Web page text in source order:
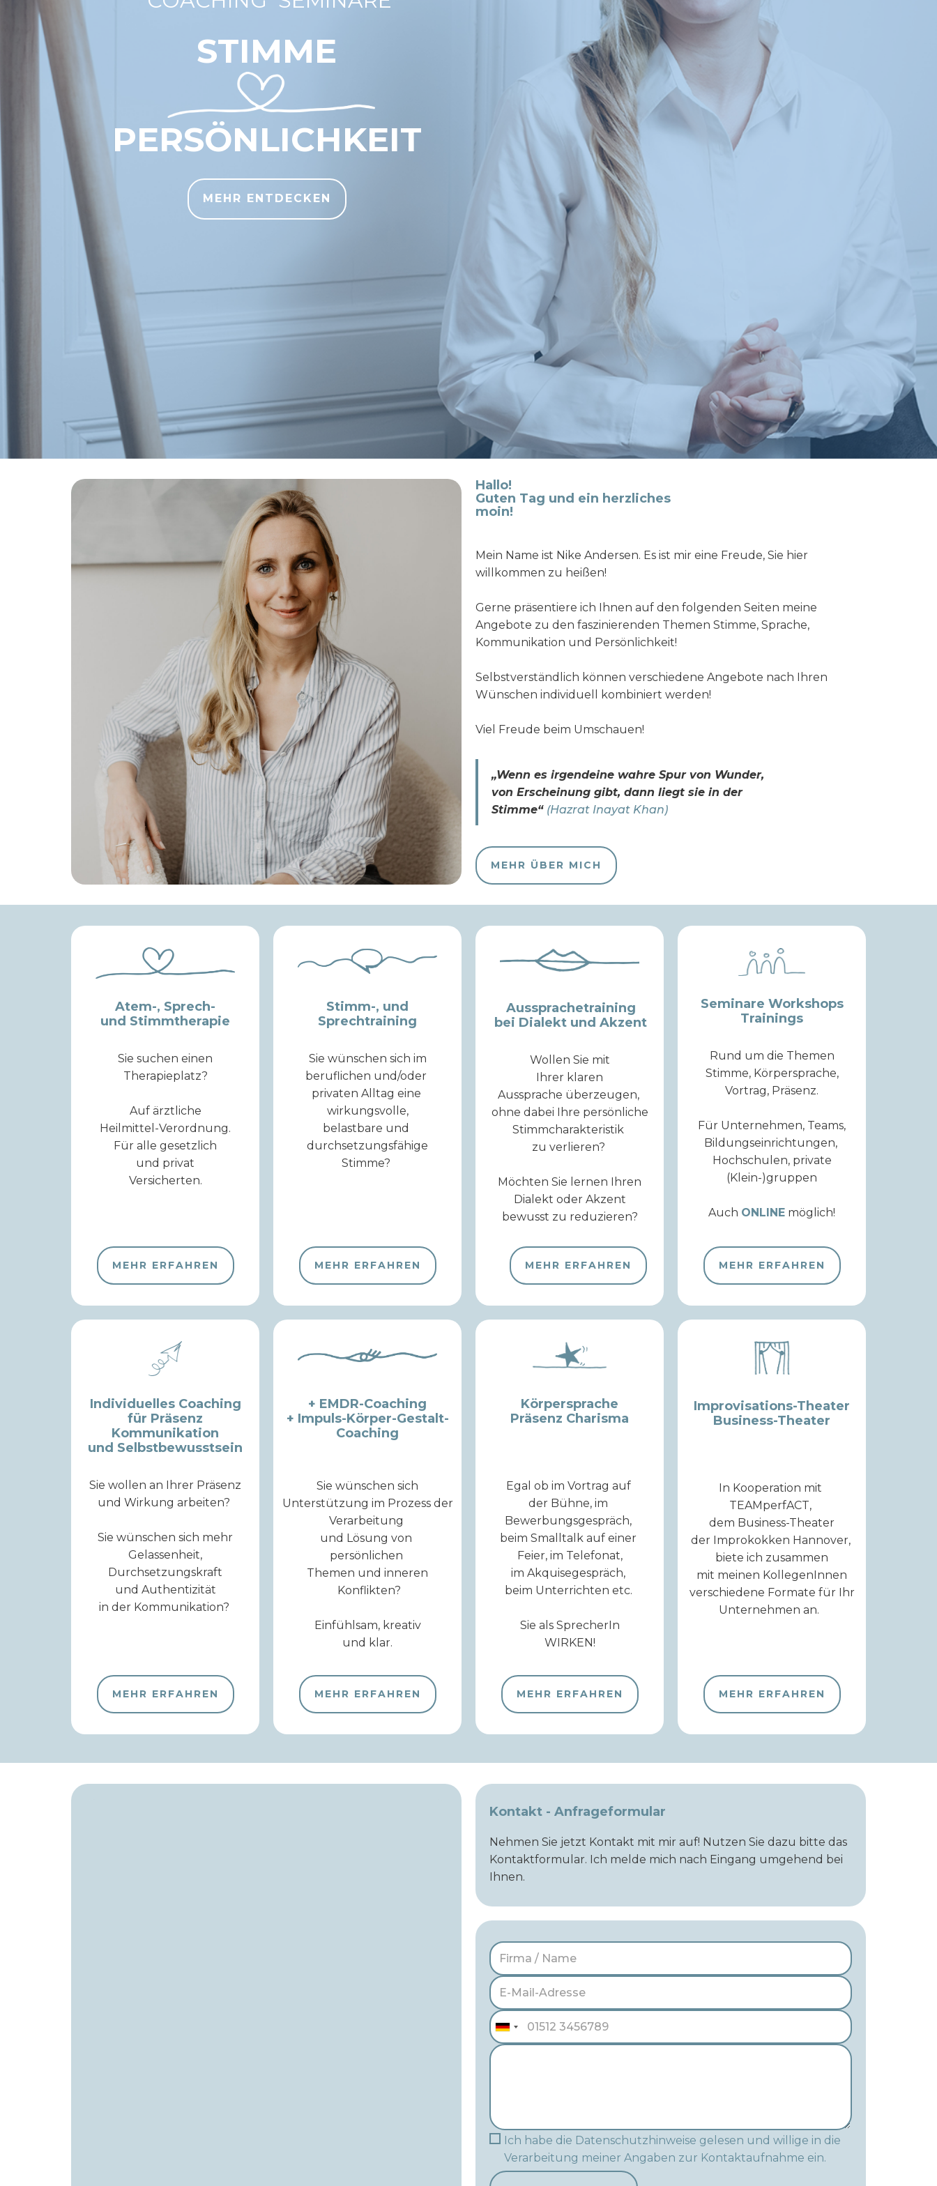
STIMME
PERSÖNLICHKEIT
MEHR ENTDECKEN
Hallo!
Guten Tag und ein herzliches
moin!
Mein Name ist Nike Andersen. Es ist mir eine Freude, Sie hier
willkommen zu heißen!
Gerne präsentiere ich Ihnen auf den folgenden Seiten meine
Angebote zu den faszinierenden Themen Stimme, Sprache,
Kommunikation und Persönlichkeit!
Selbstverständlich können verschiedene Angebote nach Ihren
Wünschen individuell kombiniert werden!
Viel Freude beim Umschauen!
„Wenn es irgendeine wahre Spur von Wunder,
von Erscheinung gibt, dann liegt sie in der
Stimme“ (Hazrat Inayat Khan)
MEHR ÜBER MICH
Atem-, Sprech-
und Stimmtherapie
Sie suchen einen
Therapieplatz?
Auf ärztliche
Heilmittel-Verordnung.
Für alle gesetzlich
und privat
Versicherten.
MEHR ERFAHREN
Stimm-, und
Sprechtraining
Sie wünschen sich im
beruflichen und/oder
privaten Alltag eine
wirkungsvolle,
belastbare und
durchsetzungsfähige
Stimme?
MEHR ERFAHREN
Aussprachetraining
bei Dialekt und Akzent
Wollen Sie mit
Ihrer klaren
Aussprache überzeugen,
ohne dabei Ihre persönliche
Stimmcharakteristik
zu verlieren?
Möchten Sie lernen Ihren
Dialekt oder Akzent
bewusst zu reduzieren?
MEHR ERFAHREN
Seminare Workshops
Trainings
Rund um die Themen
Stimme, Körpersprache,
Vortrag, Präsenz.
Für Unternehmen, Teams,
Bildungseinrichtungen,
Hochschulen, private
(Klein-)gruppen
Auch ONLINE möglich!
MEHR ERFAHREN
Individuelles Coaching
für Präsenz
Kommunikation
und Selbstbewusstsein
Sie wollen an Ihrer Präsenz
und Wirkung arbeiten?
Sie wünschen sich mehr
Gelassenheit,
Durchsetzungskraft
und Authentizität
in der Kommunikation?
MEHR ERFAHREN
+ EMDR-Coaching
+ Impuls-Körper-Gestalt-
Coaching
Sie wünschen sich
Unterstützung im Prozess der
Verarbeitung
und Lösung von
persönlichen
Themen und inneren
Konflikten?
Einfühlsam, kreativ
und klar.
MEHR ERFAHREN
Körpersprache
Präsenz Charisma
Egal ob im Vortrag auf
der Bühne, im
Bewerbungsgespräch,
beim Smalltalk auf einer
Feier, im Telefonat,
im Akquisegespräch,
beim Unterrichten etc.
Sie als SprecherIn
WIRKEN!
MEHR ERFAHREN
Improvisations-Theater
Business-Theater
In Kooperation mit
TEAMperfACT,
dem Business-Theater
der Improkokken Hannover,
biete ich zusammen
mit meinen KollegenInnen
verschiedene Formate für Ihr
Unternehmen an.
MEHR ERFAHREN
Kontakt - Anfrageformular
Nehmen Sie jetzt Kontakt mit mir auf! Nutzen Sie dazu bitte das
Kontaktformular. Ich melde mich nach Eingang umgehend bei
Ihnen.
Ich habe die Datenschutzhinweise gelesen und willige in die
Verarbeitung meiner Angaben zur Kontaktaufnahme ein.